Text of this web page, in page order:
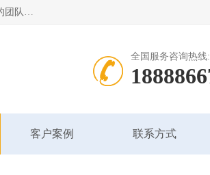
宁波博方风电科技有限公司主营：西卡灌浆料、巴斯夫灌浆料、风电灌浆料、快可美灌浆料等产品。们有好的产品和专业的团队，公司发展迅速，我们为客户提供优质的产品、良好的技术支持、健全的售后服务。
全国服务咨询热线:
客户案例 联系方式